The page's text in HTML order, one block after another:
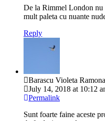
De la Rimmel London nu
mult paleta cu nuante
Reply
Barascu Violeta Ramona
July 14, 2018 at 10:12
Permalink
Sunt foarte faine aceste